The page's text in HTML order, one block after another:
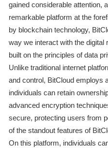
gained considerable attention,
remarkable platform at the
by blockchain technology,
way we interact with the digital
built on the principles of data
Unlike traditional internet
and control, BitCloud employs
individuals can retain
advanced encryption
secure, protecting users from
of the standout features of
On this platform, individuals